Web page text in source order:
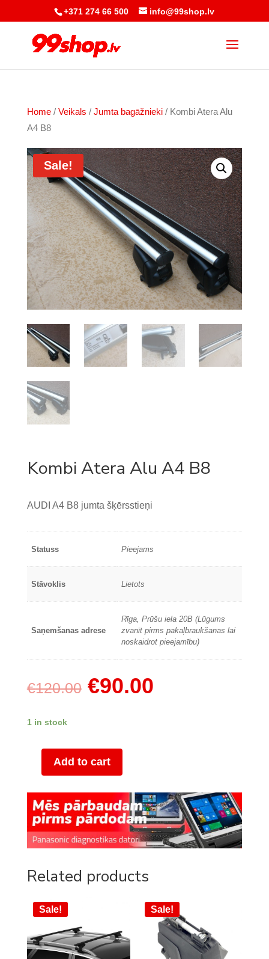
+371 274 66 500 info@99shop.lv
Home/ Veikals / Jumta bagāžnieki/ Kombi Atera Alu
A4 B8
Sale!
Kombi Atera Alu A4 B8
AUDI A4 B8 jumta šķērsstieņi
Statuss Pieejams
Stāvoklis Lietots
Saņemšanas adrese
Rīga, Prūšu iela 20B (Lūgums
zvanīt pirms pakaļbraukšanas lai
noskaidrot pieejamību)
€120.00 €90.00
1 in stock
Add to cart
Related products
Sale! Sale!